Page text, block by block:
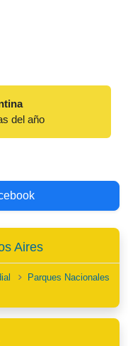
del año
Aires
Parques Nacionales